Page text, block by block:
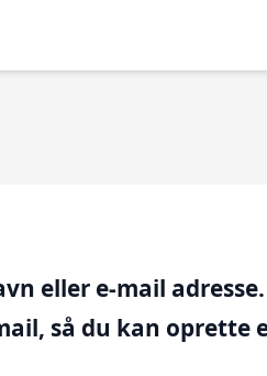
eller e-mail adresse.
så du kan oprette